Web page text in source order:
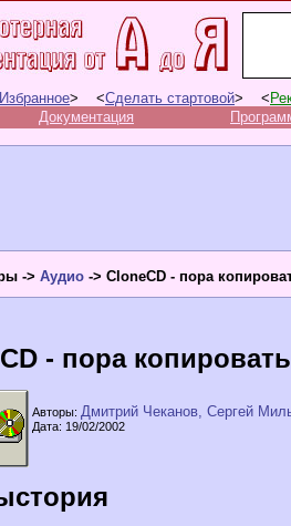
> <Сделать стартовой> <
Документация
-> Аудио -> CloneCD - пора
- пора
Авторы: Дмитрий Чеканов, Сергей
Дата: 19/02/2002